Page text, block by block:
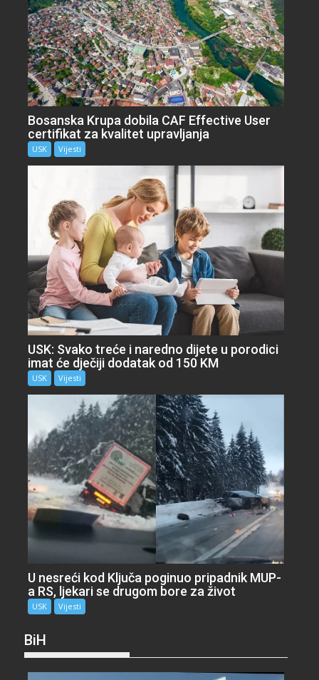
Bosanska Krupa dobila CAF Effective User
certifikat za kvalitet upravljanja
USK Vijesti
USK: Svako treće i naredno dijete u porodici
imat će dječiji dodatak od 150 KM
USK Vijesti
U nesreći kod Ključa poginuo pripadnik MUP-
a RS, ljekari se drugom bore za život
USK Vijesti
BiH